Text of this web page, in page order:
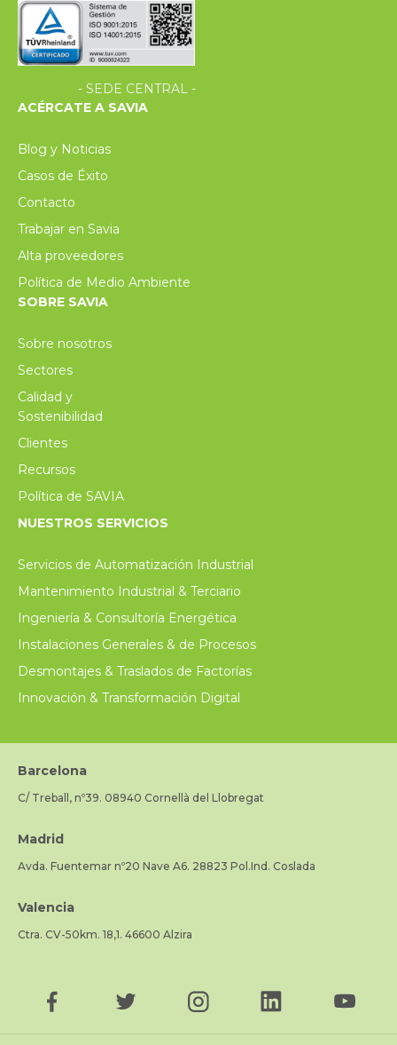
- SEDE CENTRAL -
ACÉRCATE A SAVIA
Blog y Noticias
Casos de Éxito
Contacto
Trabajar en Savia
Alta proveedores
Política de Medio Ambiente
SOBRE SAVIA
Sobre nosotros
Sectores
Calidad y
Sostenibilidad
Clientes
Recursos
Política de SAVIA
NUESTROS SERVICIOS
Servicios de Automatización Industrial
Mantenimiento Industrial & Terciario
Ingeniería & Consultoría Energética
Instalaciones Generales & de Procesos
Desmontajes & Traslados de Factorías
Innovación & Transformación Digital
Barcelona
C/ Treball, nº39. 08940 Cornellà del Llobregat
Madrid
Avda. Fuentemar nº20 Nave A6. 28823 Pol.Ind. Coslada
Valencia
Ctra. CV-50km. 18,1. 46600 Alzira